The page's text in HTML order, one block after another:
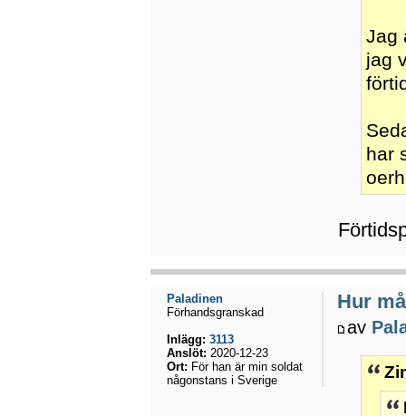
Jag
jag
har
Hur
av
Paladinen
Förhandsgranskad
Inlägg: 3113
Anslöt: 2020-12-23
Ort: För han är min soldat
någonstans i Sverige